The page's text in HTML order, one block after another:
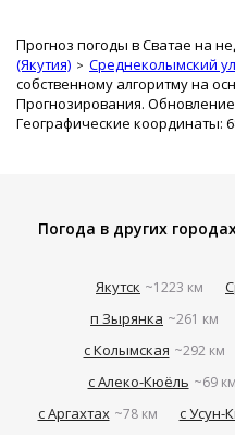
Прогноз погоды в Сватае на
(Якутия)
Среднеколымский
собственному алгоритму на
Прогнозирования. Обновление
Географические координаты:
Погода в других
Якутск ~1223 км
п Зырянка ~261 км
с Колымская ~292 км
с Алеко-Кюёль ~69 км
с Аргахтах ~78 км с Усун-